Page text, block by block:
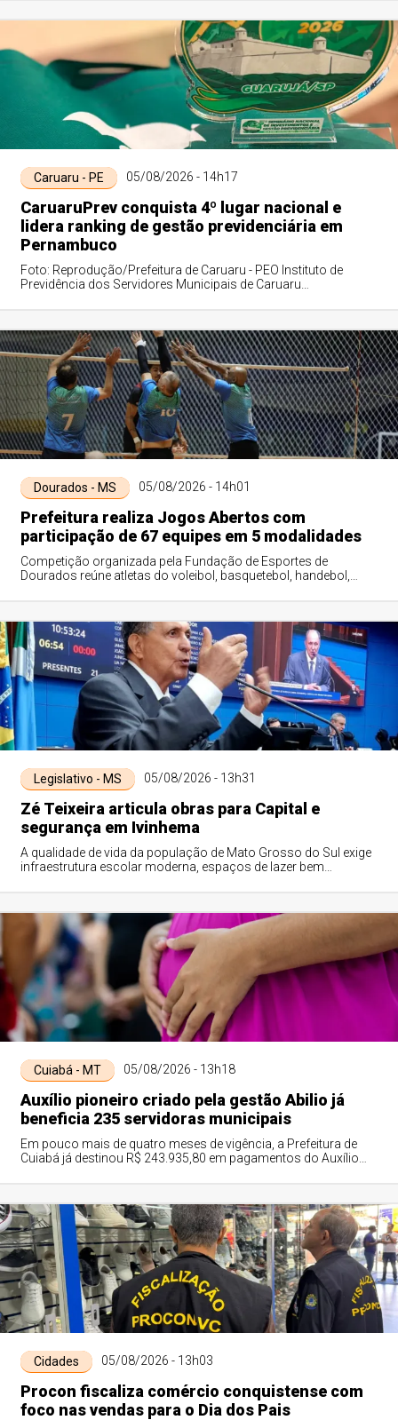
Caruaru - PE 05/08/2026 - 14h17
CaruaruPrev conquista 4º lugar nacional e
lidera ranking de gestão previdenciária em
Pernambuco
Foto: Reprodução/Prefeitura de Caruaru - PEO Instituto de
Previdência dos Servidores Municipais de Caruaru
Dourados - MS 05/08/2026 - 14h01
Prefeitura realiza Jogos Abertos com
participação de 67 equipes em 5 modalidades
Competição organizada pela Fundação de Esportes de
Dourados reúne atletas do voleibol, basquetebol, handebol,
Legislativo - MS 05/08/2026 - 13h31
Zé Teixeira articula obras para Capital e
segurança em Ivinhema
A qualidade de vida da população de Mato Grosso do Sul exige
infraestrutura escolar moderna, espaços de lazer bem
Cuiabá - MT 05/08/2026 - 13h18
Auxílio pioneiro criado pela gestão Abilio já
beneficia 235 servidoras municipais
Em pouco mais de quatro meses de vigência, a Prefeitura de
Cuiabá já destinou R$ 243.935,80 em pagamentos do Auxílio
Cidades 05/08/2026 - 13h03
Procon fiscaliza comércio conquistense com
foco nas vendas para o Dia dos Pais